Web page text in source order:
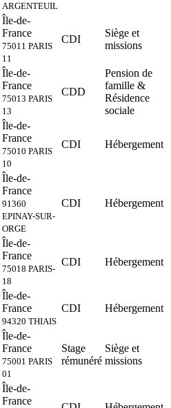
ARGENTEUIL
Île-de-
France
75011 PARIS
11
CDI
Siège et
missions
Île-de-
France
75013 PARIS
13
CDD
Pension de
famille &
Résidence
sociale
Île-de-
France
75010 PARIS
10
CDI Hébergement
Île-de-
France
91360
EPINAY-SUR-
ORGE
CDI Hébergement
Île-de-
France
75018 PARIS-
18
CDI Hébergement
Île-de-
France
94320 THIAIS
CDI Hébergement
Île-de-
France
75001 PARIS
01
Stage
rémunéré
Siège et
missions
Île-de-
France